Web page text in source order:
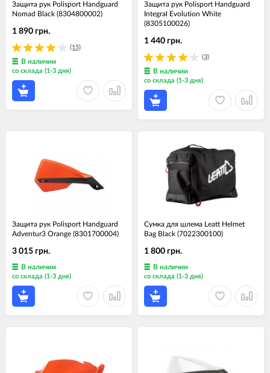
Защита рук Polisport Handguard
Nomad Black (8304800002)
(15)
1 890 грн.
В наличии
со склада (1-3 дня)
Защита рук Polisport Handguard
Integral Evolution White
(8305100026)
(3)
1 440 грн.
В наличии
со склада (1-3 дня)
Защита рук Polisport Handguard
Adventur3 Orange (8301700004)
3 015 грн.
В наличии
со склада (1-3 дня)
Сумка для шлема Leatt Helmet
Bag Black (7022300100)
1 800 грн.
В наличии
со склада (1-3 дня)